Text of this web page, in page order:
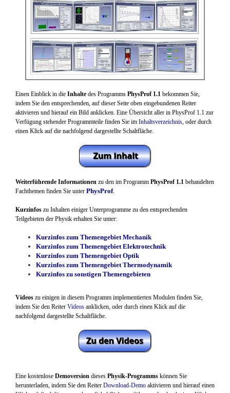
Einen Einblick in die Inhalte des Programms PhysProf 1.1 bekommen Sie,
indem Sie den entsprechenden, auf dieser Seite oben eingebundenen Reiter
aktivieren und hierauf ein Bild anklicken. Eine Übersicht aller in PhysProf 1.1 zur
Verfügung stehender Programmteile finden Sie im Inhaltsverzeichnis, oder durch
einen Klick auf die nachfolgend dargestellte Schaltfläche.
Weiterführende Informationen zu den im Programm PhysProf 1.1 behandelten
Fachthemen finden Sie unter PhysProf.
Kurzinfos zu Inhalten einiger Unterprogramme zu den entsprechenden
Teilgebieten der Physik erhalten Sie unter:
Kurzinfos zum Themengebiet Mechanik
Kurzinfos zum Themengebiet Elektrotechnik
Kurzinfos zum Themengebiet Optik
Kurzinfos zum Themengebiet Thermodynamik
Kurzinfos zu sonstigen Themengebieten
Videos zu einigen in diesem Programm implementierten Modulen finden Sie,
indem Sie den Reiter Videos anklicken, oder durch einen Klick auf die
nachfolgend dargestellte Schaltfläche.
Eine kostenlose Demoversion dieses Physik-Programms können Sie
herunterladen, indem Sie den Reiter Download-Demo aktivieren und hierauf einen